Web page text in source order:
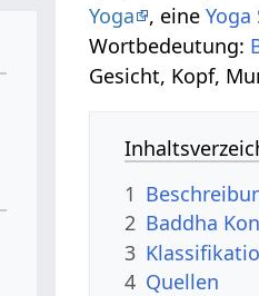
Yoga
, eine
Wortbedeutung:
Gesicht, Kopf,
1
2 Baddha
3
4 Quellen